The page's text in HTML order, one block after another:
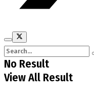
No Result
View All Result